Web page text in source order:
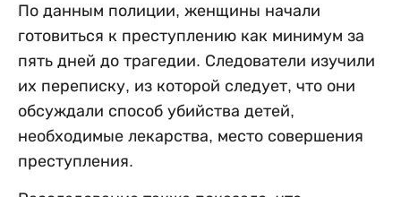
По данным полиции, женщины начали
готовиться к преступлению как минимум за
пять дней до трагедии. Следователи изучили
их переписку, из которой следует, что они
обсуждали способ убийства детей,
необходимые лекарства, место совершения
преступления.